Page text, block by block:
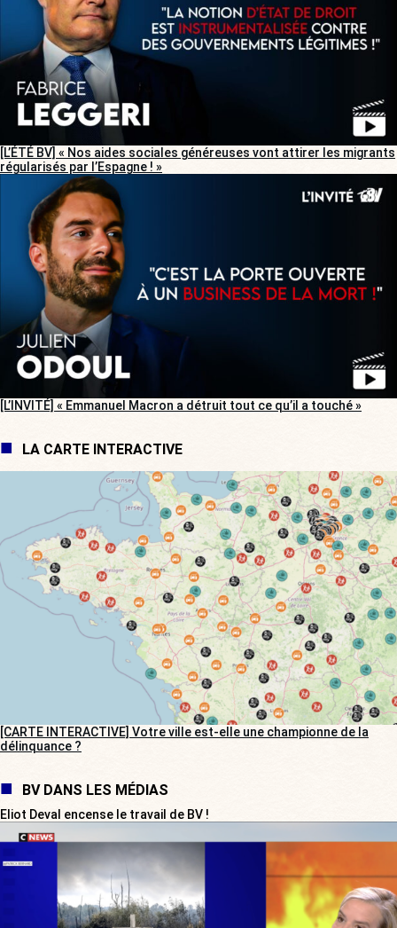
[L’ÉTÉ BV] « Nos aides sociales généreuses vont attirer les migrants
régularisés par l’Espagne ! »
[L’INVITÉ] « Emmanuel Macron a détruit tout ce qu’il a touché »
LA CARTE INTERACTIVE
[CARTE INTERACTIVE] Votre ville est-elle une championne de la
délinquance ?
BV DANS LES MÉDIAS
Eliot Deval encense le travail de BV !